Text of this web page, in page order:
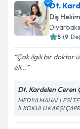
Dt.
Diş
5 (9
Çok ilgili bir doktor
eli...
Dt. Kardelen Ceren
MEDYA MAHALLESİ
İLKOKULU KARŞI